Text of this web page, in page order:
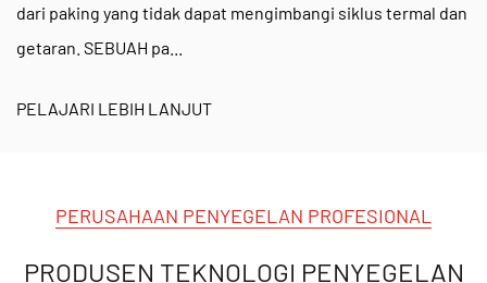
bukan logam nasional. KamiNofstein merek
berfokus pada inovasi teknologi, mengembangkan
bahan yang beradaptasi
industri perkapalan, listrik, dan kimia.
dari paking yang tidak dapat mengimbangi siklus termal dan
getaran. SEBUAH pa...
PELAJARI LEBIH LANJUT
PERUSAHAAN PENYEGELAN PROFESIONAL
PRODUSEN TEKNOLOGI PENYEGELAN